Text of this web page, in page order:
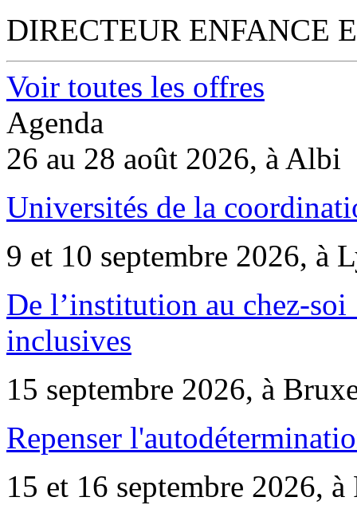
DIRECTEUR ENFANCE
Voir toutes les offres
Agenda
26 au 28 août 2026, à Albi
Universités de la
9 et 10 septembre 2026, à
De l’institution au chez-
inclusives
15 septembre 2026, à
Repenser
15 et 16 septembre 2026, à